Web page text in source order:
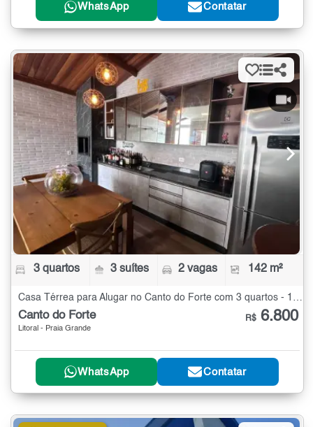
WhatsApp Contatar
3 quartos 3 suítes 2 vagas 142 m²
Casa Térrea para Alugar no Canto do Forte com 3 quartos - 142 m²
Canto do Forte
Litoral - Praia Grande
R$ 6.800
WhatsApp Contatar